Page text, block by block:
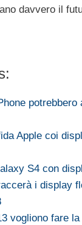
davvero il
Apple coi
S4 con
i display
vogliono fare